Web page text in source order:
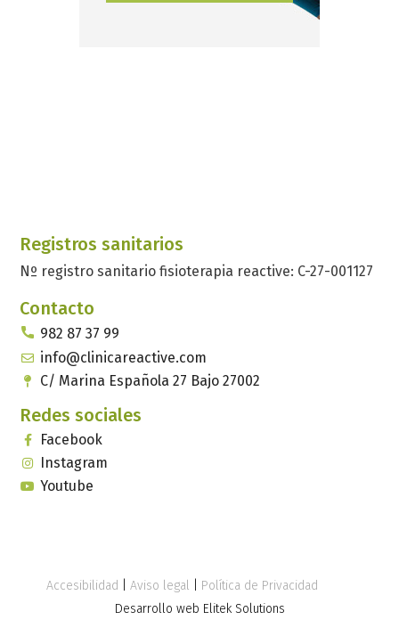
Registros sanitarios
Nº registro sanitario fisioterapia reactive: C-27-001127
Contacto
982 87 37 99
info@clinicareactive.com
C/ Marina Española 27 Bajo 27002
Redes sociales
Facebook
Instagram
Youtube
Accesibilidad Aviso legal
Política de Privacidad
Desarrollo web Elitek Solutions